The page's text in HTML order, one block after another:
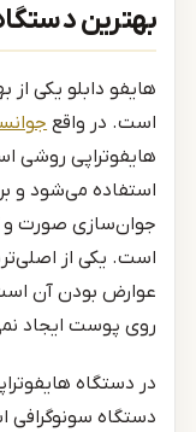
بهترین
هایفو دابلو یکی
است. در واقع
هایفوتراپی
استفاده می‌شود و
جوان‌سازی صورت و
است. یکی از
‌‌عوارض بودن آن
روی پوست ایجاد
در دستگاه
دستگاه